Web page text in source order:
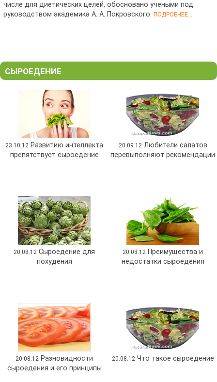
числе для диетических целей, обосновано учеными под
руководством академика А. А. Покровского.ПОДРОБНЕЕ...
СЫРОЕДЕНИЕ
23.10.12 Развитию интеллекта
препятствует сыроедение
20.09.12Любители салатов
перевыполняют рекомендации
20.08.12 Сыроедение для
похудения
20.08.12 Преимущества и
недостатки сыроедения
20.08.12 Разновидности
сыроедения и его принципы
20.08.12Что такое сыроедение